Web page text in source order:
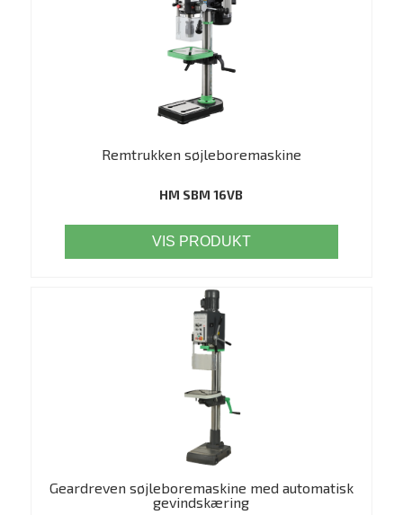
Remtrukken søjleboremaskine
HM SBM 16VB
VIS PRODUKT
Geardreven søjleboremaskine med automatisk
gevindskæring